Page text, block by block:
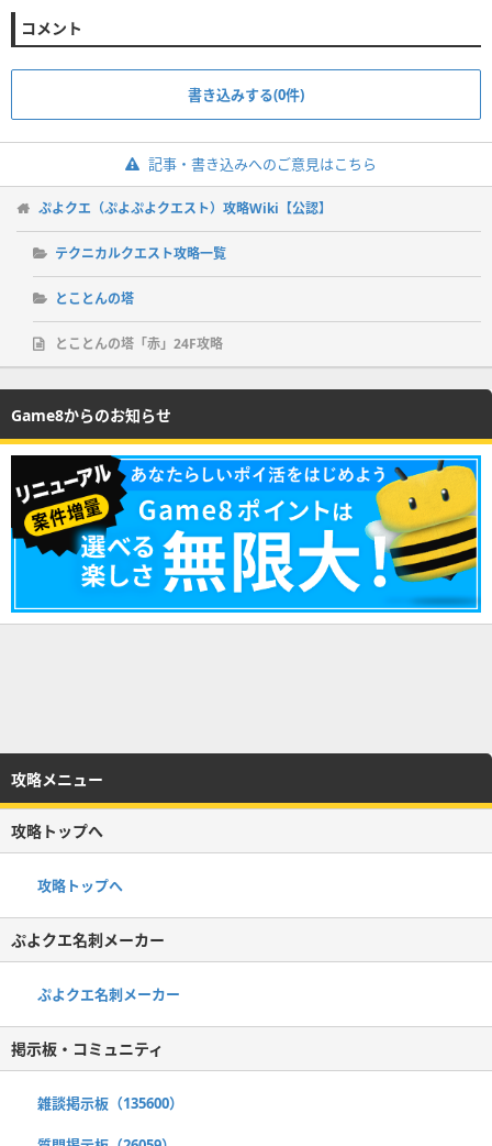
コメント
書き込みする(0件)
記事・書き込みへのご意見はこちら
ぷよクエ（ぷよぷよクエスト）攻略Wiki【公認】
テクニカルクエスト攻略一覧
とことんの塔
とことんの塔「赤」24F攻略
Game8からのお知らせ
攻略メニュー
攻略トップへ
攻略トップへ
ぷよクエ名刺メーカー
ぷよクエ名刺メーカー
掲示板・コミュニティ
雑談掲示板（135600）